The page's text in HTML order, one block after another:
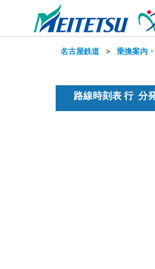
名古屋鉄道 ＞ 乗換案内
路線時刻表 行 分